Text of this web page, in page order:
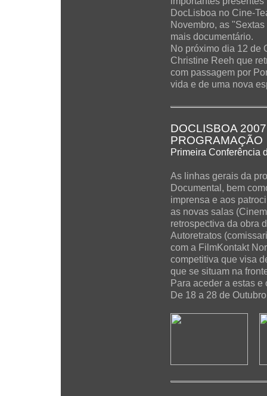
DocLisboa no Cine-
Novembro, as
mais documentário.
No próximo dia 12 de
Christine Reeh que
com passagem por
vida e de uma nova
DOCLISBOA
PROGRAMAÇÃO
Primeira Conferência
As linhas gerais da
Documental, bem
imprensa e aos
as novas salas
retrospectiva da obra
Autoretratos
com a FilmKontakt
competitiva que visa
que se situam na
Para aceder a estas
De 18 a 28 de